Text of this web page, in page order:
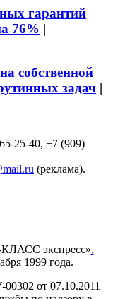
гарантий
76% |
собственной
задач |
25-40, +7 (909)
(реклама).
экспресс».
1999 года.
от 07.10.2011